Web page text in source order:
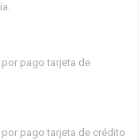
por pago tarjeta de
por pago tarjeta de crédito